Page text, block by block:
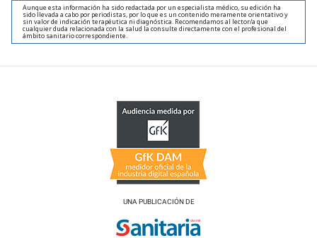
Aunque esta información ha sido redactada por un especialista médico, su edición ha
sido llevada a cabo por periodistas, por lo que es un contenido meramente orientativo y
sin valor de indicación terapéutica ni diagnóstica. Recomendamos al lector/a que
cualquier duda relacionada con la salud la consulte directamente con el profesional del
ámbito sanitario correspondiente.
UNA PUBLICACIÓN DE